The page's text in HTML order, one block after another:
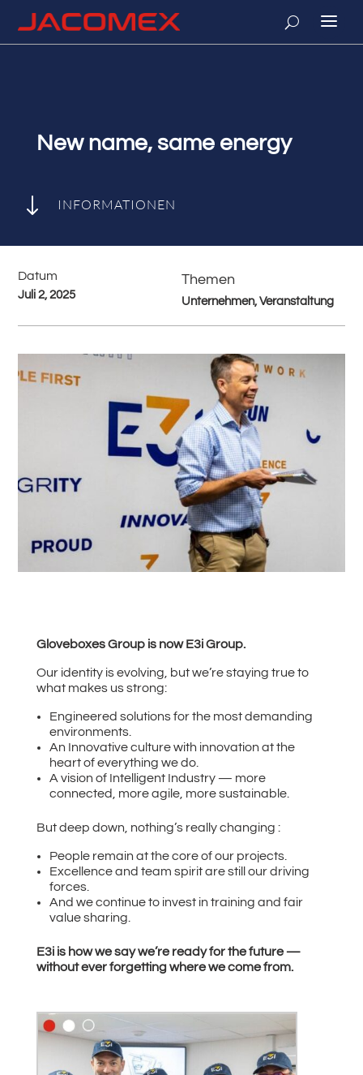
New name, same energy
" INFORMATIONEN
Datum
Juli 2, 2025
Themen
Unternehmen, Veranstaltung
#
Gloveboxes Group is now E3i Group.
Our identity is evolving, but we’re staying true to
what makes us strong:
Engineered solutions for the most demanding
environments.
An Innovative culture with innovation at the
heart of everything we do.
A vision of Intelligent Industry — more
connected, more agile, more sustainable.
But deep down, nothing’s really changing :
People remain at the core of our projects.
Excellence and team spirit are still our driving
forces.
And we continue to invest in training and fair
value sharing.
E3i is how we say we’re ready for the future —
without ever forgetting where we come from.